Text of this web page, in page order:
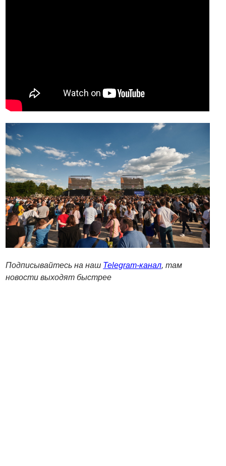
Подписывайтесь на наш Telegram-канал, там
новости выходят быстрее